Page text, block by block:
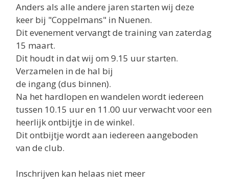
Anders als alle andere jaren starten wij deze
keer bij "Coppelmans" in Nuenen.
Dit evenement vervangt de training van zaterdag
15 maart.
Dit houdt in dat wij om 9.15 uur starten.
Verzamelen in de hal bij
de ingang (dus binnen).
Na het hardlopen en wandelen wordt iedereen
tussen 10.15 uur en 11.00 uur verwacht voor een
heerlijk ontbijtje in de winkel.
Dit ontbijtje wordt aan iedereen aangeboden
van de club.
Inschrijven kan helaas niet meer